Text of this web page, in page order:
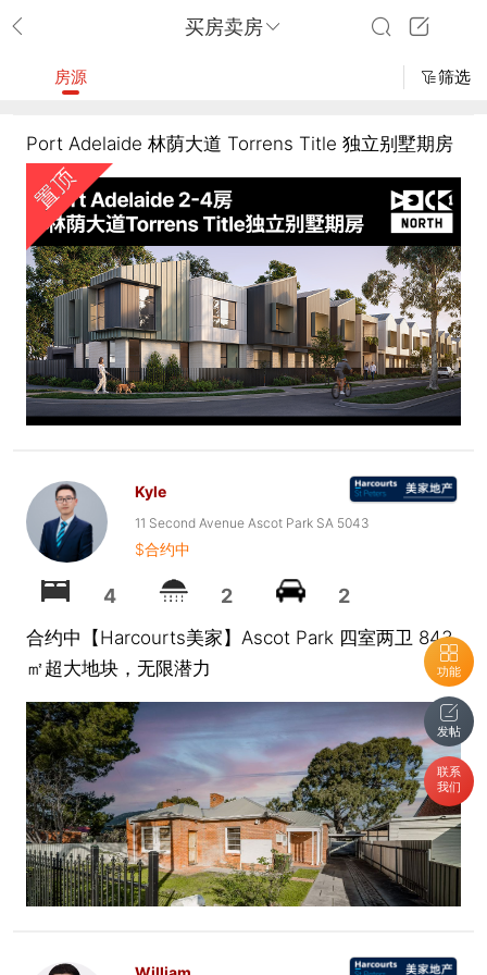
买房卖房
功能
发帖
联系
我们
房源 筛选
Port Adelaide 林荫大道 Torrens Title 独立别墅期房
Kyle
11 Second Avenue Ascot Park SA 5043
$合约中
4 2 2
合约中【Harcourts美家】Ascot Park 四室两卫 843
㎡超大地块，无限潜力